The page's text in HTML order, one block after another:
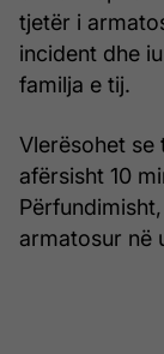
tjetër i
incident dhe
familja e tij.
Vlerësohet se
afërsisht 10
armatosur në